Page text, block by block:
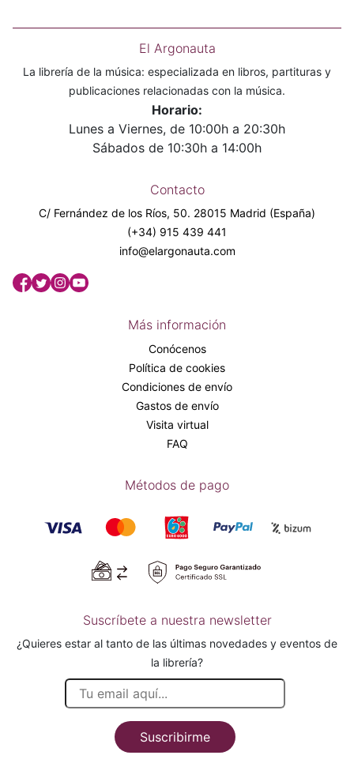
El Argonauta
La librería de la música: especializada en libros, partituras y
publicaciones relacionadas con la música.
Horario:
Lunes a Viernes, de 10:00h a 20:30h
Sábados de 10:30h a 14:00h
Contacto
C/ Fernández de los Ríos, 50. 28015 Madrid (España)
(+34) 915 439 441
info@elargonauta.com
Más información
Conócenos
Política de cookies
Condiciones de envío
Gastos de envío
Visita virtual
FAQ
Métodos de pago
Suscríbete a nuestra newsletter
¿Quieres estar al tanto de las últimas novedades y eventos de
la librería?
Suscribirme